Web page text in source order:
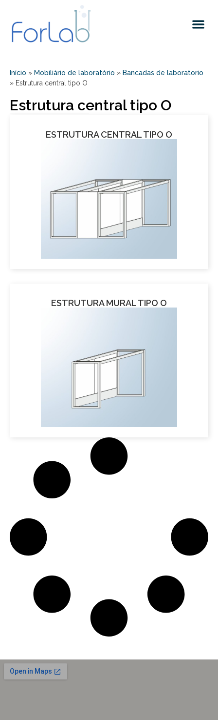
Início » Mobiliário de laboratório » Bancadas de laboratorio
» Estrutura central tipo O
Estrutura central tipo O
ESTRUTURA CENTRAL TIPO O
ESTRUTURA MURAL TIPO O